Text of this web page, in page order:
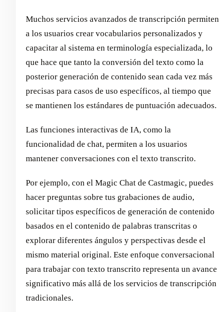
Muchos servicios avanzados de transcripción permiten
a los usuarios crear vocabularios personalizados y
capacitar al sistema en terminología especializada, lo
que hace que tanto la conversión del texto como la
posterior generación de contenido sean cada vez más
precisas para casos de uso específicos, al tiempo que
se mantienen los estándares de puntuación adecuados.
Las funciones interactivas de IA, como la
funcionalidad de chat, permiten a los usuarios
mantener conversaciones con el texto transcrito.
Por ejemplo, con el Magic Chat de Castmagic, puedes
hacer preguntas sobre tus grabaciones de audio,
solicitar tipos específicos de generación de contenido
basados en el contenido de palabras transcritas o
explorar diferentes ángulos y perspectivas desde el
mismo material original. Este enfoque conversacional
para trabajar con texto transcrito representa un avance
significativo más allá de los servicios de transcripción
tradicionales.